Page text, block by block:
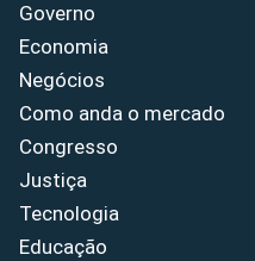
Governo
Economia
Negócios
Como anda o mercado
Congresso
Justiça
Tecnologia
Educação